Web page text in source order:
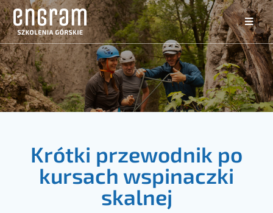
Krótki przewodnik po
kursach wspinaczki
skalnej